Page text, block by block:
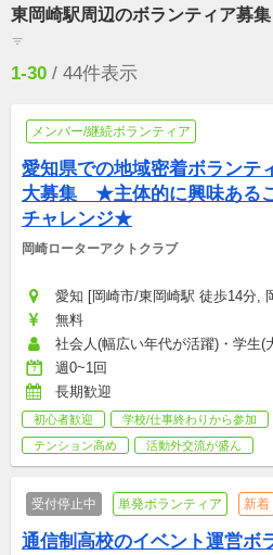
東岡崎駅周辺のボランティア募集
filter_list
1-30 / 44件表示
メンバー/継続ボランティア
愛知県での地域密着ボランテ
大募集　★主体的に興味ある
チャレンジ★
岡崎ローターアクトクラブ
愛知 [岡崎市/東岡崎駅 徒歩14分,
無料
社会人(幅広い年代が活躍)・学生(
週0~1回
長期歓迎
初心者歓迎 学校/仕事終わりから参加
テンション高め
活動外交流が盛ん
受付停止中 単発ボランティア 新着
通信制高校のイベント運営ボ